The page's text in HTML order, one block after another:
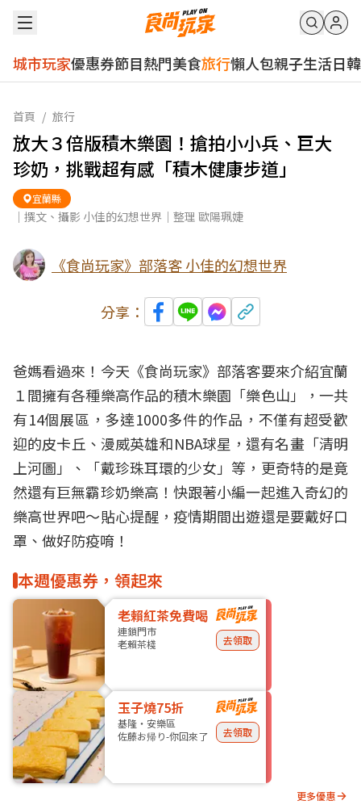
城市玩家優惠券節目熱門美食旅行懶人包親子生活日韓
首頁 / 旅行
放大３倍版積木樂園！搶拍小小兵、巨大
珍奶，挑戰超有感「積木健康步道」
宜蘭縣
｜撰文、攝影 小佳的幻想世界｜整理 歐陽珮婕
《食尚玩家》部落客 小佳的幻想世界
分享：
爸媽看過來！今天《食尚玩家》部落客要來介紹宜蘭
１間擁有各種樂高作品的積木樂園 「樂色山」，一共
有14個展區，多達1000多件的作品，不僅有超受歡
迎的皮卡丘、漫威英雄和NBA球星，還有名畫「清明
上河圖」、「戴珍珠耳環的少女」等，更奇特的是竟
然還有巨無霸珍奶樂高！快跟著小編一起進入奇幻的
樂高世界吧～貼心提醒，疫情期間出遊還是要戴好口
罩、做好防疫唷！
本週優惠券，領起來
老賴紅茶免費喝
連鎖門市
老賴茶棧
去領取
玉子燒75折
基隆・安樂區
佐藤お帰り-你回來了
去領取
更多優惠